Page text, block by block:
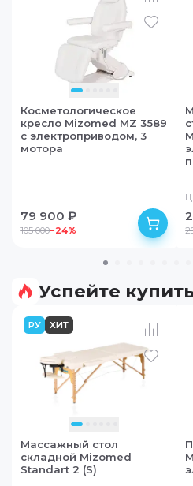
Получите подарок
Сроки акции: до
31.08.2026
СКИДКИ ДО 35%
Скидки на продукцию
MIZOMED
Подробнее
Доставим
Косметологическое
кресло Mizomed MZ 3589
с электроприводом, 3
мотора
79 900 ₽
105 000−24%
Успейте
РУ ХИТ
в наличии
Массажный стол
складной Mizomed
Standart 2 (S)